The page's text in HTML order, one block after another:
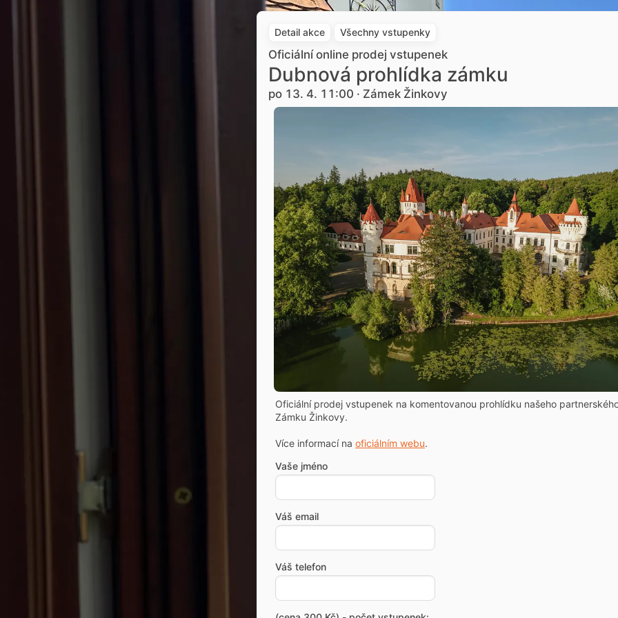
Detail akce Všechny vstupenky
Oficiální online prodej vstupenek
Dubnová prohlídka zámku
po 13. 4. 11:00 · Zámek Žinkovy
Oficiální prodej vstupenek na komentovanou prohlídku našeho
Zámku Žinkovy.
Více informací na oficiálním webu.
Vaše jméno
Váš email
Váš telefon